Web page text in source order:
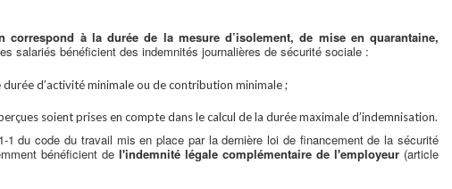
correspond à la durée de la mesure d’isolement, de mise en quarantaine,
salariés bénéficient des indemnités journalières de sécurité sociale :
d’activité minimale ou de contribution minimale ;
soient prises en compte dans le calcul de la durée maximale d’indemnisation.
1 du code du travail mis en place par la dernière loi de financement de la sécurité
bénéficient de l'indemnité légale complémentaire de l'employeur (article